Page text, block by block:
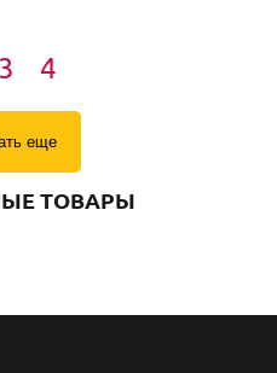
3 4
еще
ТОВАРЫ